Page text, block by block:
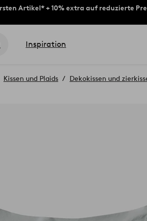
Artikel* + 10% extra auf reduzierte
Inspiration
Kissen und Plaids Dekokissen und